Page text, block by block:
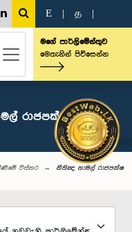
E த
මගේ පාර්ලිමේන්තුව
මෙතැනින් පිවිසෙන්න
රාජපක්ෂ මහතා,
විස්තර නීතිඥ නාමල් රාජපක්ෂ